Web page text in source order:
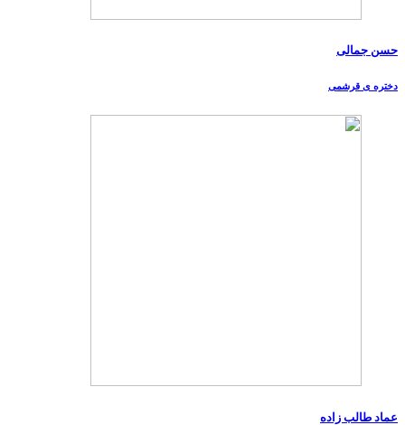
حسن جمالی
دختره ی قرشمی
عماد طالب زاده